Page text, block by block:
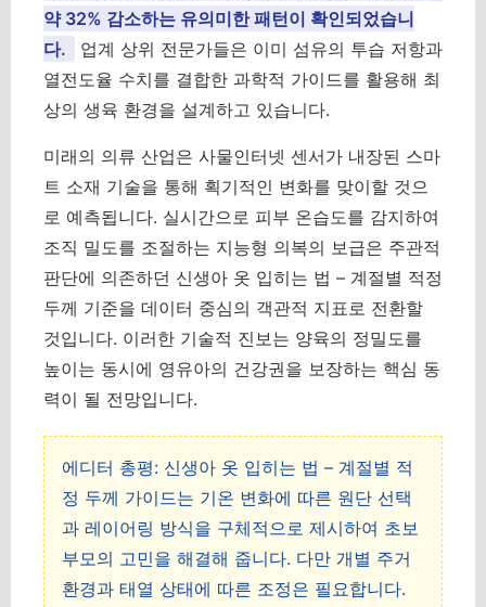
약 32% 감소하는 유의미한 패턴이 확인되었습니
다.
업계 상위 전문가들은 이미 섬유의 투습 저항과
열전도율 수치를 결합한 과학적 가이드를 활용해 최
상의 생육 환경을 설계하고 있습니다.
미래의 의류 산업은 사물인터넷 센서가 내장된 스마
트 소재 기술을 통해 획기적인 변화를 맞이할 것으
로 예측됩니다. 실시간으로 피부 온습도를 감지하여
조직 밀도를 조절하는 지능형 의복의 보급은 주관적
판단에 의존하던 신생아 옷 입히는 법 – 계절별 적정
두께 기준을 데이터 중심의 객관적 지표로 전환할
것입니다. 이러한 기술적 진보는 양육의 정밀도를
높이는 동시에 영유아의 건강권을 보장하는 핵심 동
력이 될 전망입니다.
에디터 총평: 신생아 옷 입히는 법 – 계절별 적
정 두께 가이드는 기온 변화에 따른 원단 선택
과 레이어링 방식을 구체적으로 제시하여 초보
부모의 고민을 해결해 줍니다. 다만 개별 주거
환경과 태열 상태에 따른 조정은 필요합니다.